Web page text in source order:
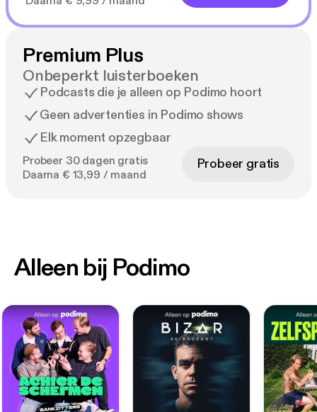
Premium Plus
Onbeperkt luisterboeken
Podcasts die je alleen op Podimo hoort
Geen advertenties in Podimo shows
Elk moment opzegbaar
Probeer 30 dagen gratis
Daarna € 13,99 / maand
Probeer gratis
Alleen bij Podimo